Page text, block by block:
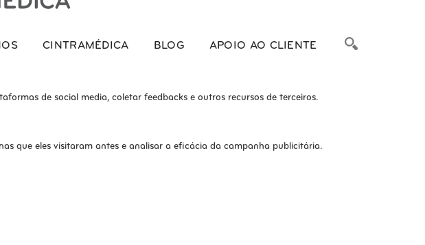
fornecer informações sobre as métricas do número de visitantes, taxa de rejeição, origem do
de social media, coletar feedbacks e outros recursos de terceiros.
que eles visitaram antes e analisar a eficácia da campanha publicitária.
CINTRAMÉDICA BLOG APOIO AO CLIENTE